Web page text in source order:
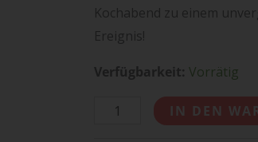
Kochabend zu einem
Ereignis!
Verfügbarkeit: Vorrätig
IN DEN